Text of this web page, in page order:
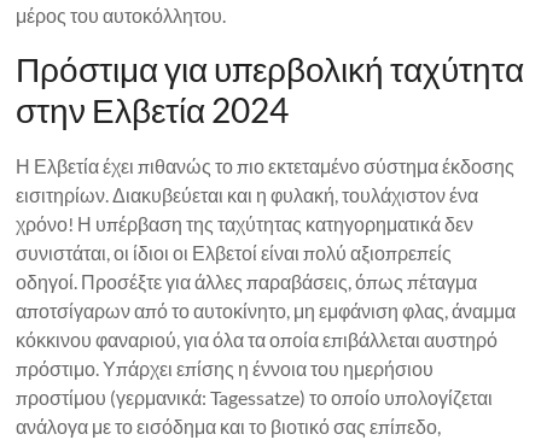
μέρος του αυτοκόλλητου.
Πρόστιμα για υπερβολική ταχύτητα
στην Ελβετία 2024
Η Ελβετία έχει πιθανώς το πιο εκτεταμένο σύστημα έκδοσης
εισιτηρίων. Διακυβεύεται και η φυλακή, τουλάχιστον ένα
χρόνο! Η υπέρβαση της ταχύτητας κατηγορηματικά δεν
συνιστάται, οι ίδιοι οι Ελβετοί είναι πολύ αξιοπρεπείς
οδηγοί. Προσέξτε για άλλες παραβάσεις, όπως πέταγμα
αποτσίγαρων από το αυτοκίνητο, μη εμφάνιση φλας, άναμμα
κόκκινου φαναριού, για όλα τα οποία επιβάλλεται αυστηρό
πρόστιμο. Υπάρχει επίσης η έννοια του ημερήσιου
προστίμου (γερμανικά: Tagessatze) το οποίο υπολογίζεται
ανάλογα με το εισόδημα και το βιοτικό σας επίπεδο,